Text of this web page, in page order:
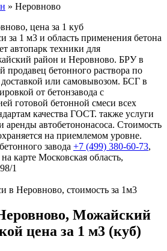
» Неровново
цена за 1 куб
за 1 м3 и область применения бетона
автопарк техники для
район и Неровново. БРУ в
бетонного раствора по
или самовывозом. БСГ в
от бетонзавода с
готовой бетонной смеси всех
качества ГОСТ. также услуги
аренды автобетононасоса. Стоимость
на приемлемом уровне.
завода +7 (499) 380-60-73,
карте Московская область,
1
в Неровново, стоимость за 1м3
Можайский
цена за 1 м3 (куб)